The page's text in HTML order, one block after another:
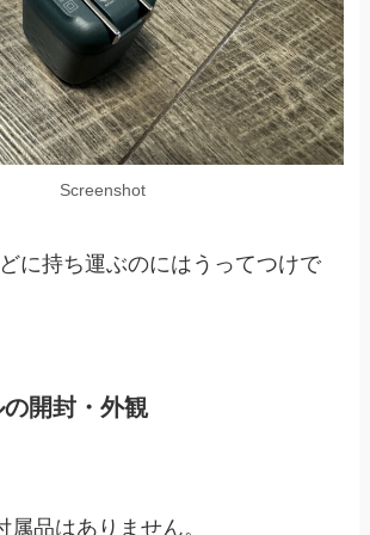
Screenshot
に持ち運ぶのにはうってつけで
開封・外観
品はありません。